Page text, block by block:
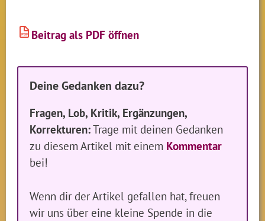
PDF Beitrag als PDF öffnen
Deine Gedanken dazu?
Fragen, Lob, Kritik, Ergänzungen,
Korrekturen:Trage mit deinen Gedanken
zu diesem Artikel mit einem Kommentar
bei!
Wenn dir der Artikel gefallen hat, freuen
wir uns über eine kleine Spende in die